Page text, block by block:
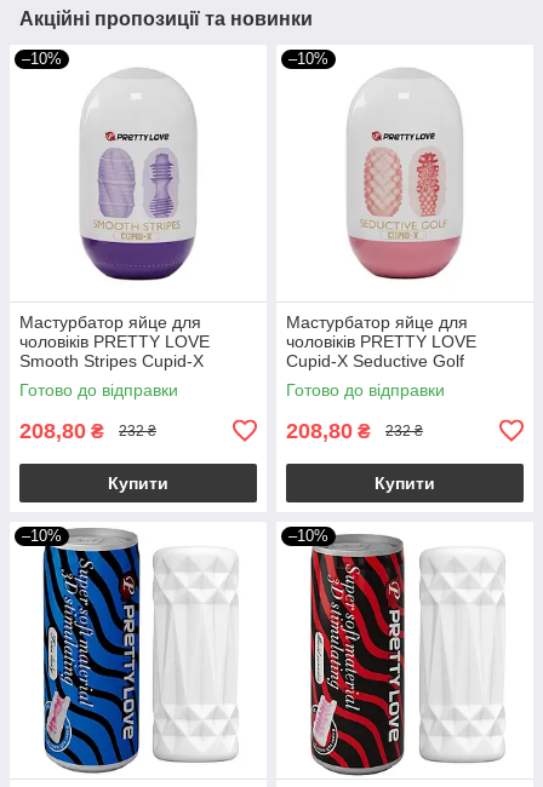
Акційні пропозиції та новинки
–10%
Мастурбатор яйце для
чоловіків PRETTY LOVE
Smooth Stripes Cupid-X
Готово до відправки
208,80 ₴ 232 ₴
Купити
–10%
Мастурбатор яйце для
чоловіків PRETTY LOVE
Cupid-X Seductive Golf
Готово до відправки
208,80 ₴ 232 ₴
Купити
–10% –10%